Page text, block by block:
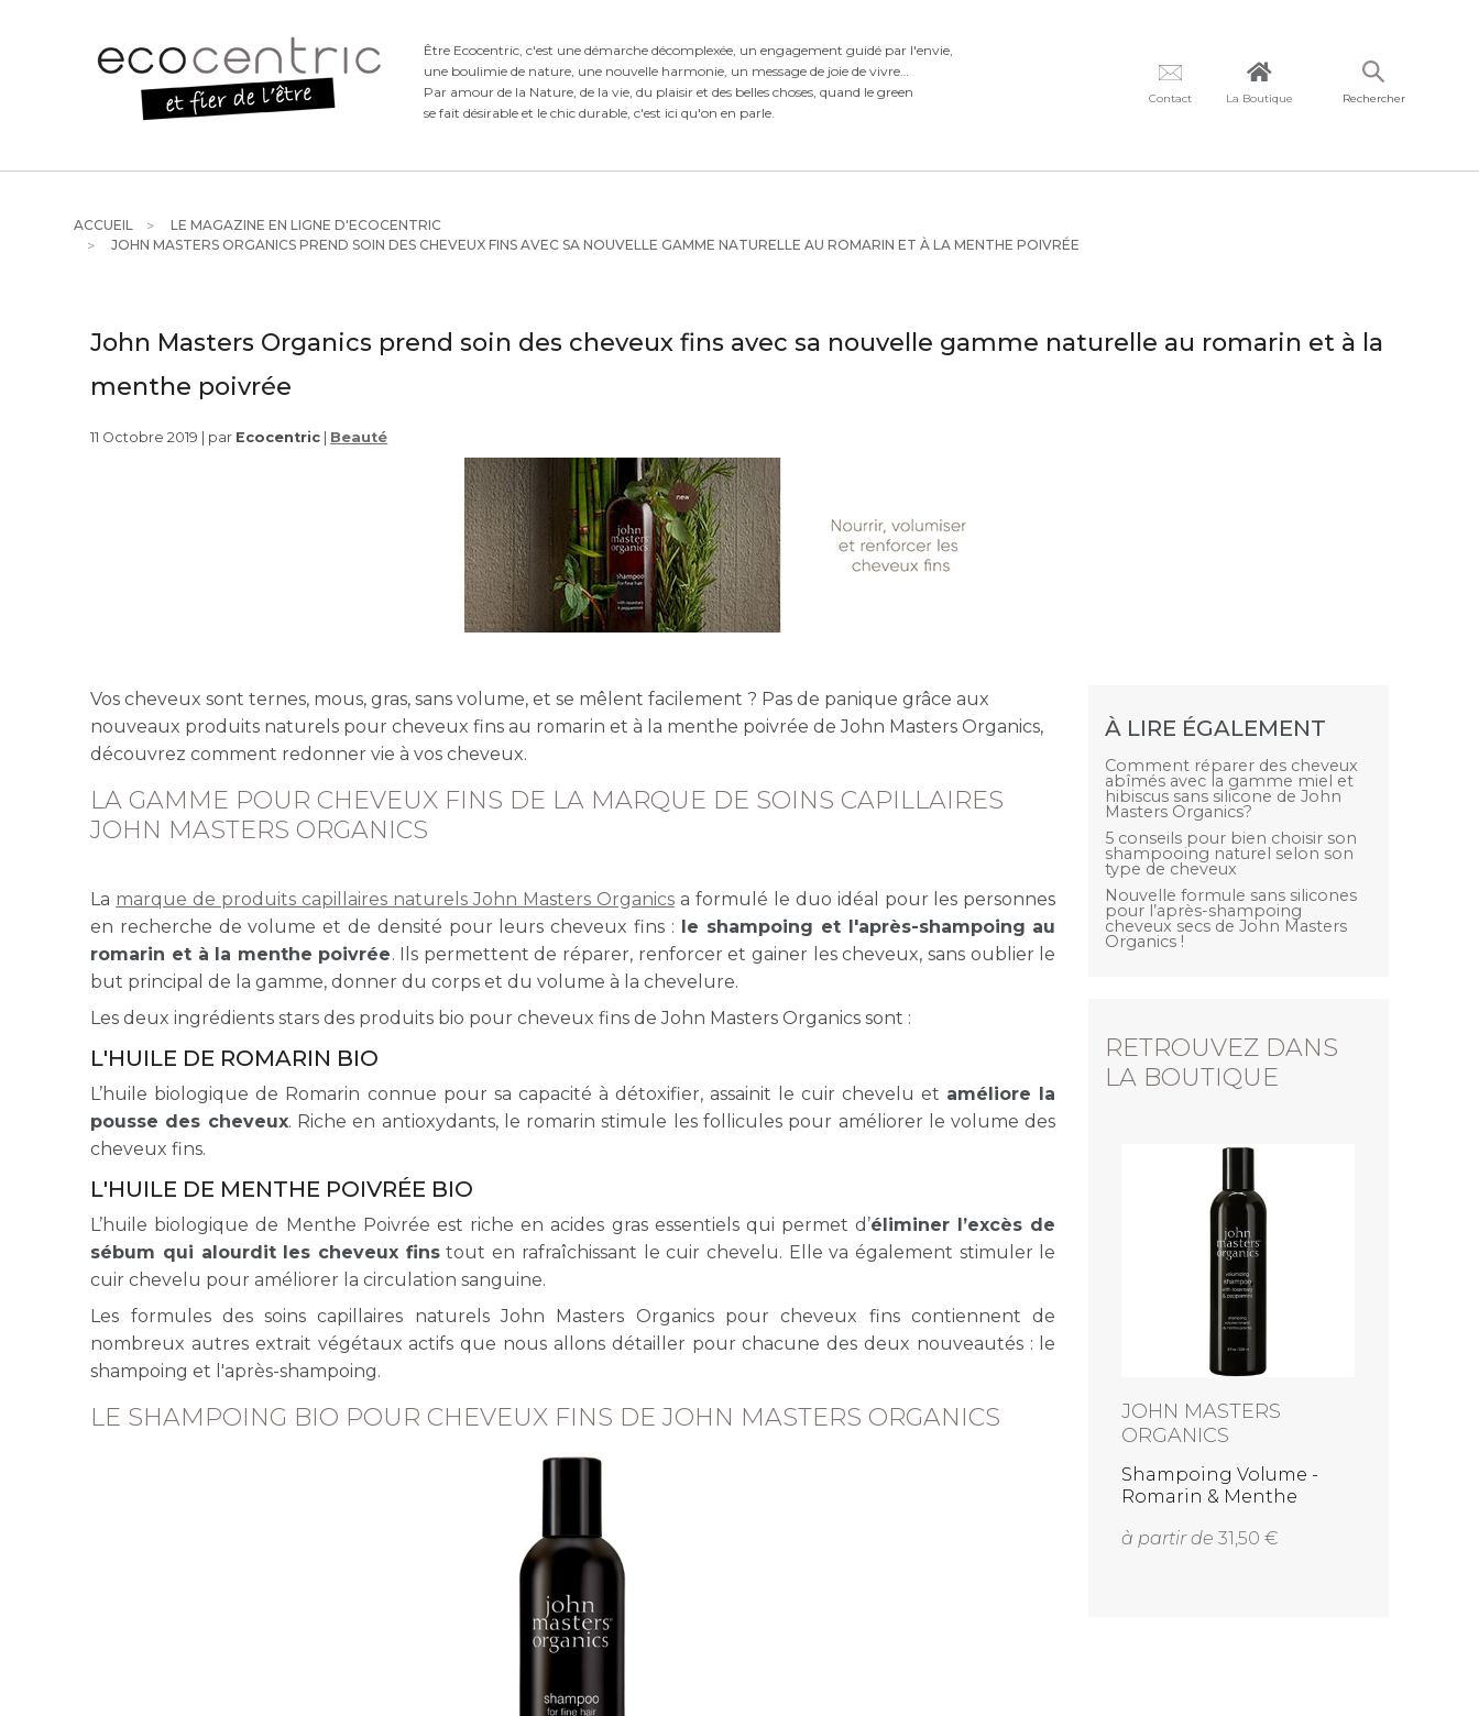
Être Ecocentric, c'est une démarche décomplexée, un engagement guidé par l'envie,
une boulimie de nature, une nouvelle harmonie, un message de joie de vivre
Par amour de la Nature, de la vie, du plaisir et des belles choses, quand le green
se fait désirable et le chic durable, c'est ici qu'on en parle.
Contact La Boutique Rechercher
ACCUEIL
LE MAGAZINE EN LIGNE D'ECOCENTRIC
JOHN MASTERS ORGANICS PREND SOIN DES CHEVEUX FINS AVEC SA NOUVELLE GAMME NATURELLE AU ROMARIN ET À LA MENTHE POIVRÉE
John Masters Organics prend soin des cheveux fins avec sa nouvelle gamme naturelle au romarin et à la
menthe poivrée
11 Octobre 2019 | par Ecocentric Beauté
Vos cheveux sont ternes, mous, gras, sans volume, et se mêlent facilement ? Pas de panique grâce aux
nouveaux produits naturels pour cheveux fins au romarin et à la menthe poivrée de John Masters Organics,
découvrez comment redonner vie à vos cheveux.
LA GAMME POUR CHEVEUX FINS DE LA MARQUE DE SOINS CAPILLAIRES
JOHN MASTERS ORGANICS
La marque de produits capillaires naturels John Masters Organicsa formulé le duo idéal pour les personnes
en recherche de volume et de densité pour leurs cheveux fins : le shampoing et l'après-shampoing au
romarin et à la menthe poivrée. Ils permettent de réparer, renforcer et gainer les cheveux, sans oublier le
but principal de la gamme, donner du corps et du volume à la chevelure.
Les deux ingrédients stars des produits bio pour cheveux fins de John Masters Organics sont :
L'HUILE DE ROMARIN BIO
L’huile biologique de Romarin connue pour sa capacité à détoxifier, assainit le cuir chevelu et améliore la
pousse des cheveux. Riche en antioxydants, le romarin stimule les follicules pour améliorer le volume des
cheveux fins.
L'HUILE DE MENTHE POIVRÉE BIO
L’huile biologique de Menthe Poivrée est riche en acides gras essentiels qui permet d’éliminer l’excès de
sébum qui alourdit les cheveux finstout en rafraîchissant le cuir chevelu. Elle va également stimuler le
cuir chevelu pour améliorer la circulation sanguine.
Les formules des soins capillaires naturels John Masters Organics pour cheveux fins contiennent de
nombreux autres extrait végétaux actifs que nous allons détailler pour chacune des deux nouveautés : le
shampoing et l'après-shampoing.
LE SHAMPOING BIO POUR CHEVEUX FINS DE JOHN MASTERS ORGANICS
À LIRE ÉGALEMENT
Comment réparer des cheveux
abîmés avec la gamme miel et
hibiscus sans silicone de John
Masters Organics?
5 conseils pour bien choisir son
shampooing naturel selon son
type de cheveux
Nouvelle formule sans silicones
pour l’après-shampoing
cheveux secs de John Masters
Organics !
RETROUVEZ DANS
LA BOUTIQUE
JOHN MASTERS
JOHN MASTERS
ORGANICS
Shampoing Volume -
Romarin & Menthe
à partir de 31,50